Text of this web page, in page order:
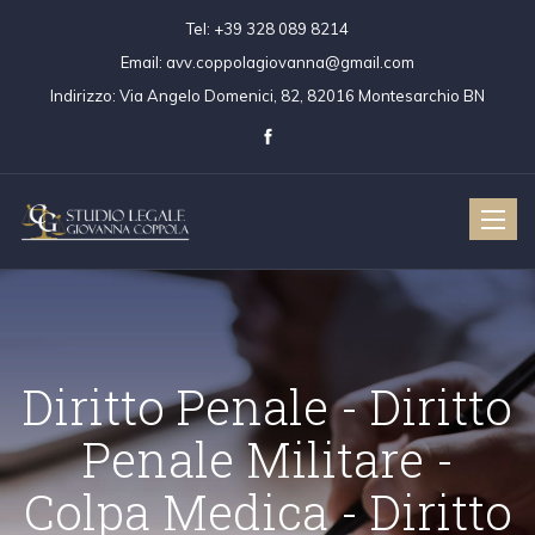
Tel: +39 328 089 8214
Email: avv.coppolagiovanna@gmail.com
Indirizzo: Via Angelo Domenici, 82, 82016 Montesarchio BN
Toggle
Civile
Diritto Penale -
Penale Militare
Colpa Medica -
Diritto Penale
Colpa Medica
Diritto